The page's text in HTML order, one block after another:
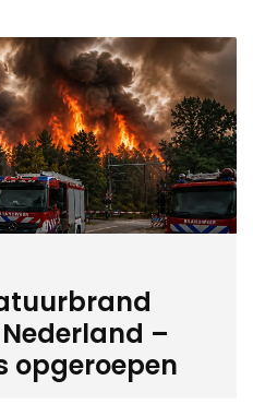
–
opgeroepen